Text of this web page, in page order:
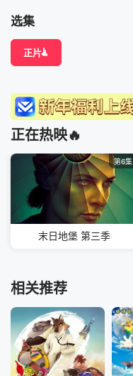
选集
正片
正在热映🔥
第6集
末日地堡 第三季
相关推荐